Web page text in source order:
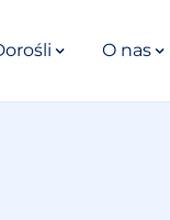
O nas